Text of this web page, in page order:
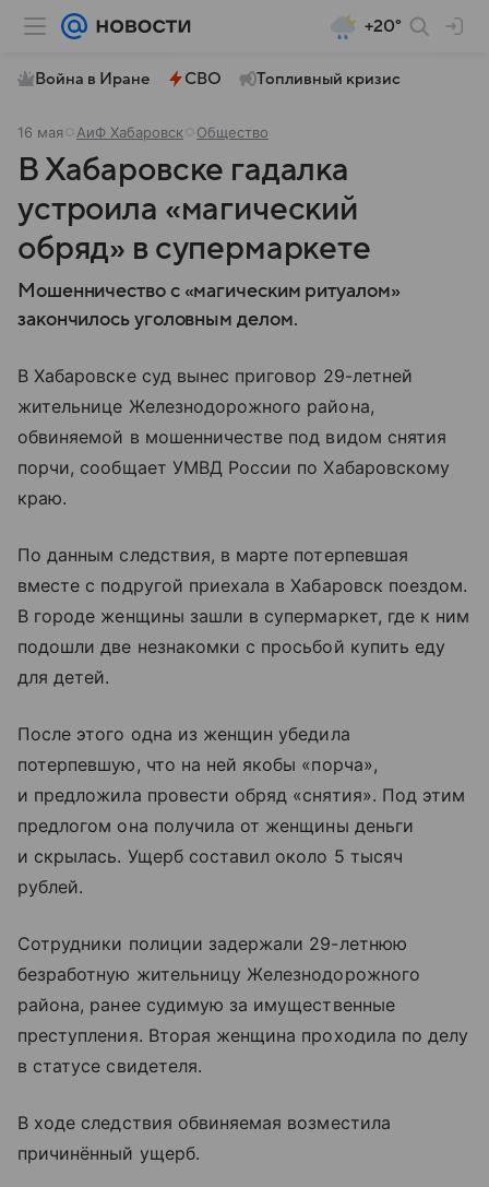
+20°
Война в Иране СВО Топливный кризис
16 мая АиФ Хабаровск Общество
В Хабаровске гадалка
устроила «магический
обряд» в супермаркете
Мошенничество с «магическим ритуалом»
закончилось уголовным делом.
В Хабаровске суд вынес приговор 29-летней
жительнице Железнодорожного района,
обвиняемой в мошенничестве под видом снятия
порчи, сообщает УМВД России по Хабаровскому
краю.
По данным следствия, в марте потерпевшая
вместе с подругой приехала в Хабаровск поездом.
В городе женщины зашли в супермаркет, где к ним
подошли две незнакомки с просьбой купить еду
для детей.
После этого одна из женщин убедила
потерпевшую, что на ней якобы «порча»,
и предложила провести обряд «снятия». Под этим
предлогом она получила от женщины деньги
и скрылась. Ущерб составил около 5 тысяч
рублей.
Сотрудники полиции задержали 29-летнюю
безработную жительницу Железнодорожного
района, ранее судимую за имущественные
преступления. Вторая женщина проходила по делу
в статусе свидетеля.
В ходе следствия обвиняемая возместила
причинённый ущерб.